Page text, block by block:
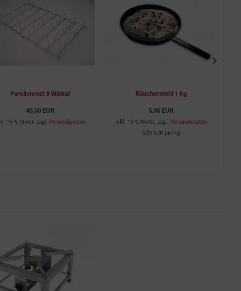
Forellenrost 8 Winkel
43,00 EUR
19 % MwSt. zzgl. Versandkosten
Räuchermehl 1 kg
5,00 EUR
inkl. 19 % MwSt. zzgl. Versandkosten
5,00 EUR pro kg